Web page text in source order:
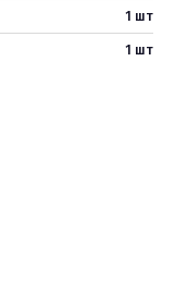
1 шт
1 шт